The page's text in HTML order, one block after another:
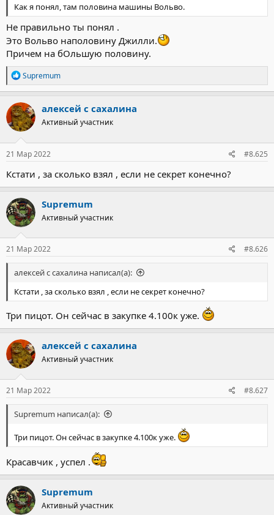
Как я понял, там половина машины Вольво.
Не правильно ты понял .
Это Вольво наполовину Джилли.
Причем на бОльшую половину.
Р
е
а
к
ц
и
и
:
Supremum
алексей с сахалина
Активный участник
21 Мар 2022 #8.625
Кстати , за сколько взял , если не секрет конечно?
Supremum
Активный участник
21 Мар 2022 #8.626
алексей с сахалина написал(а):
Кстати , за сколько взял , если не секрет конечно?
Три пицот. Он сейчас в закупке 4.100к уже.
алексей с сахалина
Активный участник
21 Мар 2022 #8.627
Supremum написал(а):
Три пицот. Он сейчас в закупке 4.100к уже.
Красавчик , успел .
Supremum
Активный участник